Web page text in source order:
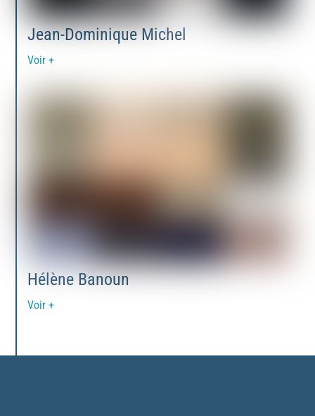
Jean-Dominique Michel
Voir +
Hélène Banoun
Voir +